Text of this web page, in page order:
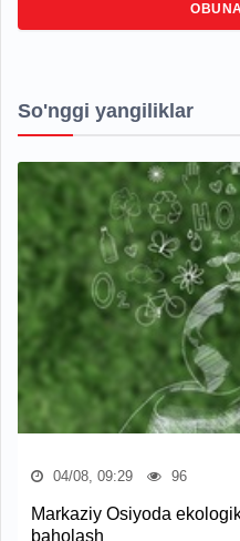
So'nggi yangiliklar
04/08, 09:29 96
Markaziy Osiyoda
baholash